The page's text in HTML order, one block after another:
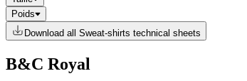
Poids
Download all Sweat-shirts technical sheets
B&C Royal